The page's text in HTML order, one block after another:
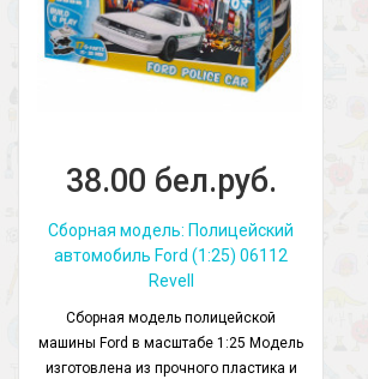
38.00 бел.руб.
Сборная модель: Полицейский
автомобиль Ford (1:25) 06112
Revell
Сборная модель полицейской
машины Ford в масштабе 1:25 Модель
изготовлена из прочного пластика и